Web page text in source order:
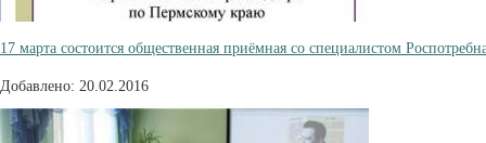
17 марта состоится общественная приёмная со специалистом
Добавлено: 20.02.2016